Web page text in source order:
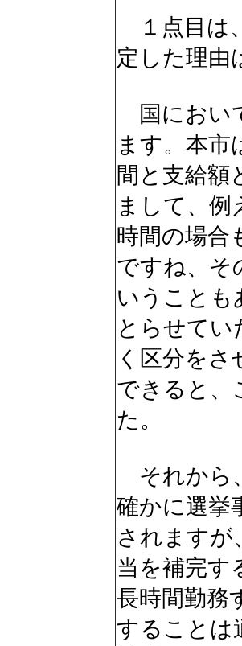
１点目は
定した理由
国におい
ます。本市
間と支給額
まして、例
時間の場合
ですね、そ
いうことも
とらせて
く区分を
できると、
た。
それから
確かに選挙
されますが
当を補完す
長時間勤務
することは